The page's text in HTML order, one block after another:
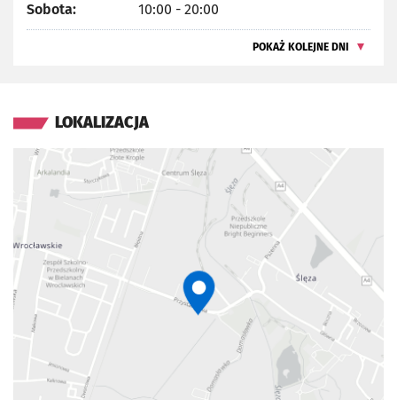
Sobota: 10:00 - 20:00
POKAŻ KOLEJNE DNI
LOKALIZACJA